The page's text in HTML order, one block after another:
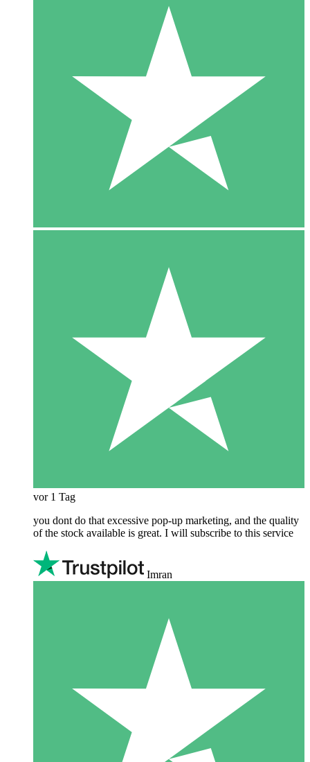
vor 1 Tag
you dont do that excessive pop-up marketing, and the quality
of the stock available is great. I will subscribe to this service
Imran